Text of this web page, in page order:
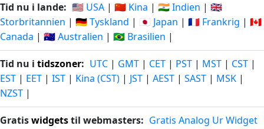
325 dage
siden
16.09.2025
325
dage
fra-
nu
326 dage
siden
dage
fra-
Tid nu i lande: 🇺🇸 USA | 🇨🇳 Kina | 🇮🇳 Indien | 🇬🇧
Storbritannien | 🇩🇪 Tyskland | 🇯🇵 Japan | 🇫🇷 Frankrig | 🇨🇦
Canada | 🇦🇺 Australien | 🇧🇷 Brasilien |
Tid nu i tidszoner: UTC | GMT | CET | PST | MST | CST |
EST | EET | IST | Kina (CST) | JST | AEST | SAST | MSK |
NZST |
Gratiswidgetstil webmasters: Gratis Analog Ur Widget